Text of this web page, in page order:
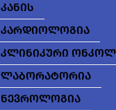
კანის
კარდიოლოგია
კლინიკური
ლაბორატორია
ნევროლოგია